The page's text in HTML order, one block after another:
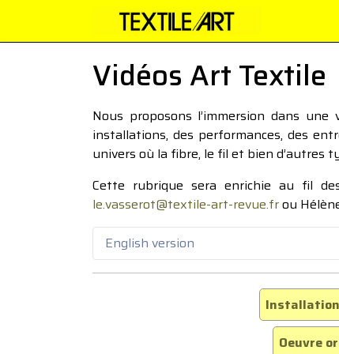
Vidéos Art Textile
Nous proposons l’immersion dans
installations, des performances, des
univers où la fibre, le fil et bien d’autres
Cette rubrique sera enrichie au fil
le.vasserot@textile-art-revue.frou
English version
Installation
Oeuvre